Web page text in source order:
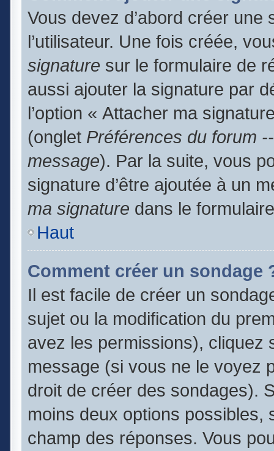
Vous devez d’abord créer
l’utilisateur. Une fois créée,
signature sur le formulaire de
aussi ajouter la signature par
l’option « Attacher ma
(onglet Préférences du forum
message). Par la suite, vous
signature d’être ajoutée à un
ma signature dans le
Haut
Comment créer un sondage
Il est facile de créer un
sujet ou la modification du
avez les permissions), cliquez
message (si vous ne le voyez
droit de créer des sondages).
moins deux options possibles,
champ des réponses. Vous